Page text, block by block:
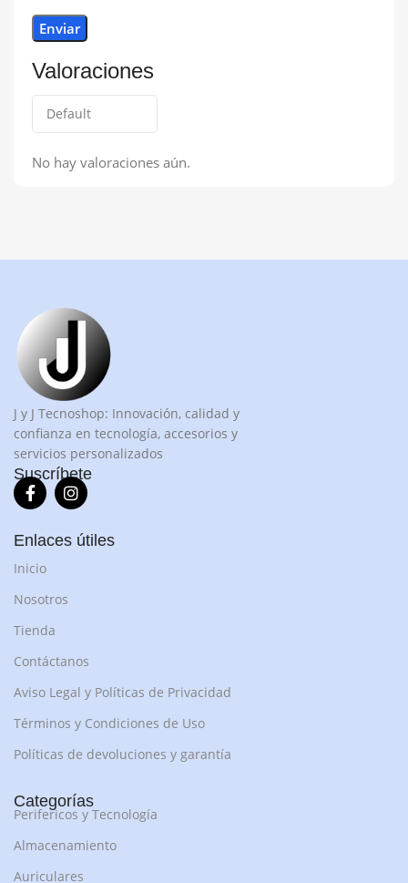
Valoraciones
No hay valoraciones aún.
J y J Tecnoshop: Innovación, calidad y
confianza en tecnología, accesorios y
servicios personalizados
Suscríbete
Enlaces útiles
Inicio
Nosotros
Tienda
Contáctanos
Aviso Legal y Políticas de Privacidad
Términos y Condiciones de Uso
Políticas de devoluciones y garantía
Categorías
Perifericos y Tecnología
Almacenamiento
Auriculares